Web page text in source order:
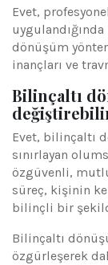
Evet,
dönüşüm
inançları ve
Bilinçaltı
Evet, bilinçaltı
sınırlayan
özgüvenli,
süreç, kişinin
bilinçli bir
Bilinçaltı
özgürleşerek